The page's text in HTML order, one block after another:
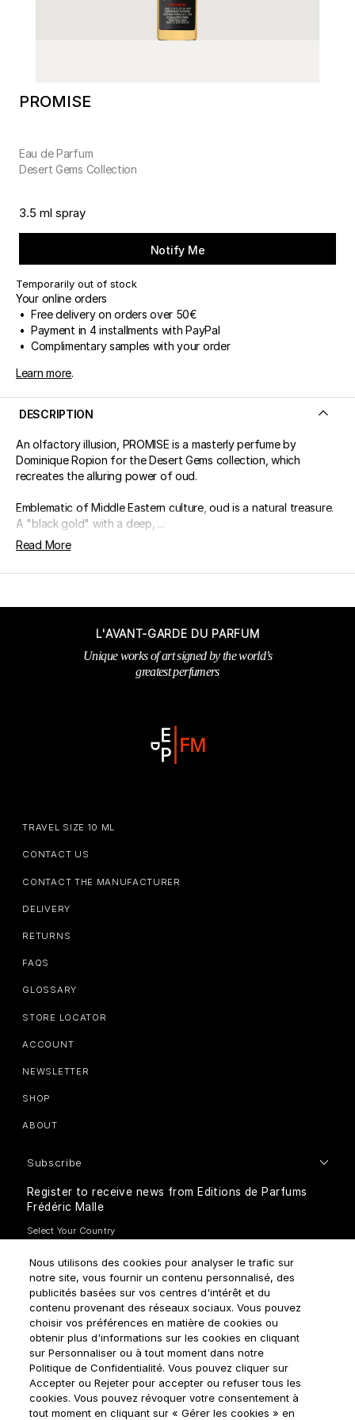
PROMISE
Eau de Parfum
Desert Gems Collection
3.5 ml spray
Notify Me
Temporarily out of stock
Your online orders
• Free delivery on orders over 50€
• Payment in 4 installments with PayPal
• Complimentary samples with your order
Learn more.
DESCRIPTION
An olfactory illusion, PROMISE is a masterly perfume by
Dominique Ropion for the Desert Gems collection, which
recreates the alluring power of oud.
Emblematic of Middle Eastern culture, oud is a natural treasure.
A "black gold" with a deep, ...
Read More
L'AVANT-GARDE DU PARFUM
Unique works of art signed by the world’s
greatest perfumers
TRAVEL SIZE 10 ML
CONTACT US
CONTACT THE MANUFACTURER
DELIVERY
RETURNS
FAQS
GLOSSARY
STORE LOCATOR
ACCOUNT
NEWSLETTER
SHOP
ABOUT
Subscribe
Register to receive news from Editions de Parfums
Frédéric Malle
How do we use your data?
Nous utilisons des cookies pour analyser le trafic sur
notre site, vous fournir un contenu personnalisé, des
publicités basées sur vos centres d'intérêt et du
contenu provenant des réseaux sociaux. Vous pouvez
choisir vos préférences en matière de cookies ou
obtenir plus d'informations sur les cookies en cliquant
sur Personnaliser ou à tout moment dans notre
Politique de Confidentialité. Vous pouvez cliquer sur
Accepter ou Rejeter pour accepter ou refuser tous les
cookies. Vous pouvez révoquer votre consentement à
tout moment en cliquant sur « Gérer les cookies » en